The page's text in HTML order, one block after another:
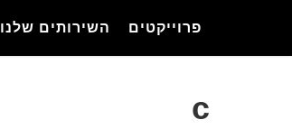
main
פרוייקטים השירותים שלנו
c